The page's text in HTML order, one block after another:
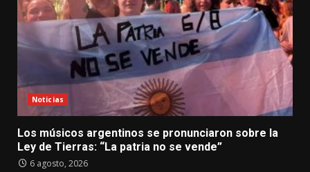
Noticias
Los músicos argentinos se pronunciaron sobre la
Ley de Tierras: “La patria no se vende”
6 agosto, 2026